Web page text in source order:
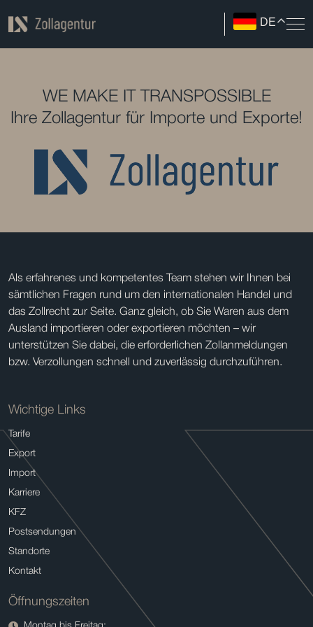
DE
WE MAKE IT TRANSPOSSIBLE
Ihre Zollagentur für Importe und Exporte!
Als erfahrenes und kompetentes Team stehen wir Ihnen bei
sämtlichen Fragen rund um den internationalen Handel und
das Zollrecht zur Seite. Ganz gleich, ob Sie Waren aus dem
Ausland importieren oder exportieren möchten – wir
unterstützen Sie dabei, die erforderlichen Zollanmeldungen
bzw. Verzollungen schnell und zuverlässig durchzuführen.
Wichtige Links
Tarife
Export
Import
Karriere
KFZ
Postsendungen
Standorte
Kontakt
Öffnungszeiten